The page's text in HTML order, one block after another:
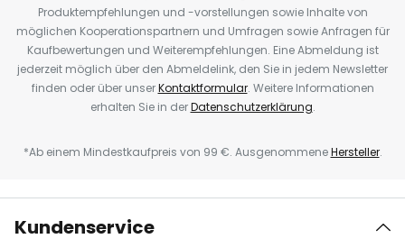
Produktempfehlungen und -vorstellungen sowie Inhalte von
möglichen Kooperationspartnern und Umfragen sowie Anfragen für
Kaufbewertungen und Weiterempfehlungen. Eine Abmeldung ist
jederzeit möglich über den Abmeldelink, den Sie in jedem Newsletter
finden oder über unserKontaktformular. Weitere Informationen
erhalten Sie in derDatenschutzerklärung.
*Ab einem Mindestkaufpreis von 99 €. AusgenommeneHersteller.
Kundenservice